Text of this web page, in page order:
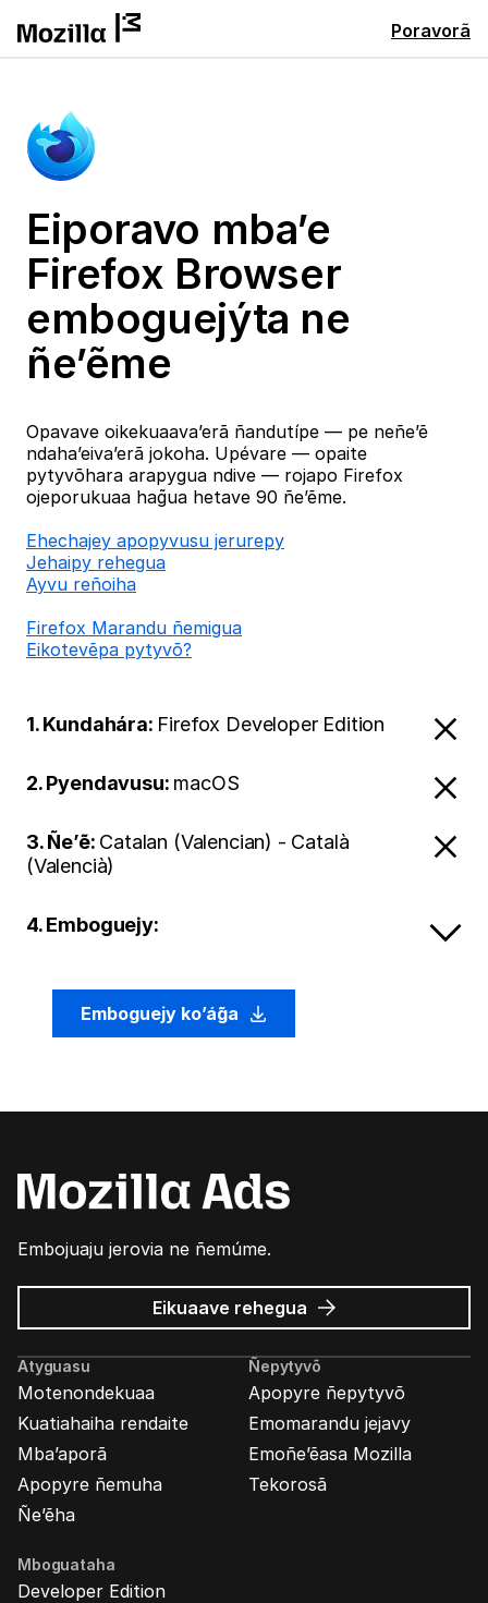
Poravorã
Eiporavo mba’e
Firefox Browser
emboguejýta ne
ñe’ẽme
Opavave oikekuaava’erã ñandutípe — pe neñe’ẽ
ndaha’eiva’erã jokoha. Upévare — opaite
pytyvõhara arapygua ndive — rojapo Firefox
ojeporukuaa hag̃ua hetave 90 ñe’ẽme.
Ehechajey apopyvusu jerurepy
Jehaipy rehegua
Ayvu reñoiha
Firefox Marandu ñemigua
Eikotevẽpa pytyvõ?
1. Kundahára: Firefox Developer Edition
2. Pyendavusu: macOS
3. Ñe’ẽ: Catalan (Valencian) - Català
(Valencià)
4. Emboguejy:
Emboguejy ko’ág̃a
Embojuaju jerovia ne ñemúme.
Eikuaave Mozilla
marandu’i
rehegua
Atyguasu
Motenondekuaa
Kuatiahaiha rendaite
Mba’aporã
Apopyre ñemuha
Ñe’ẽha
Ñepytyvõ
Apopyre ñepytyvõ
Emomarandu jejavy
Emoñe’ẽasa Mozilla
Tekorosã
Mboguataha
Developer Edition